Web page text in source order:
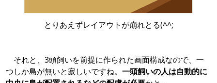
とりあえずレイアウトが崩れとる(^^;
それと、3頭飼いを前提に作られた画面構成なので、一
つしか島が無いと寂しいですね。 一頭飼いの人は自動的に